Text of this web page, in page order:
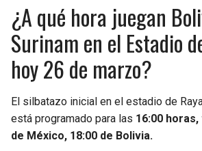
¿A qué hora juegan
Surinam en el Estadio
hoy 26 de marzo?
El silbatazo inicial en el estadio de
está programado para las 16:00
de México, 18:00 de Bolivia.